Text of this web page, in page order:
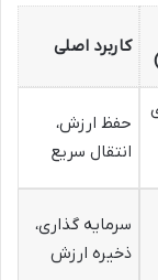
کاربرد اصلی
حفظ ارزش،
انتقال سریع
سرمایه گذاری،
ذخیره ارزش